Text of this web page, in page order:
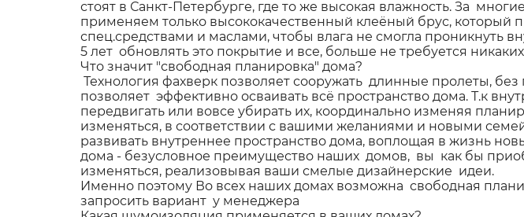
стоят в Санкт-Петербурге, где то же высокая влажность. За
применяем только высококачественный клеёный брус, который
спец.средствами и маслами, чтобы влага не смогла проникнуть
5 лет обновлять это покрытие и все, больше не требуется
Что значит "свободная планировка" дома?
Технология фахверк позволяет сооружать длинные пролеты,
позволяет эффективно осваивать всё пространство дома. Т.к
передвигать или вовсе убирать их, координально изменяя
изменяться, в соответствии с вашими желаниями и новыми
развивать внутреннее пространство дома, воплощая в жизнь
дома - безусловное преимущество наших домов, вы как бы
изменяться, реализовывая ваши смелые дизайнерские идеи.
Именно поэтому Во всех наших домах возможна свободная
запросить вариант у менеджера